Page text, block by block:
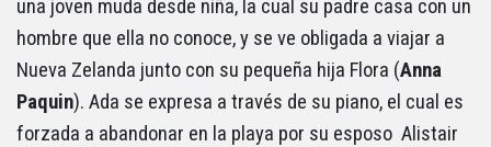
una joven muda desde niña, la cual su padre casa con un
hombre que ella no conoce, y se ve obligada a viajar a
Nueva Zelanda junto con su pequeña hija Flora (Anna
Paquin). Ada se expresa a través de su piano, el cual es
forzada a abandonar en la playa por su esposo Alistair